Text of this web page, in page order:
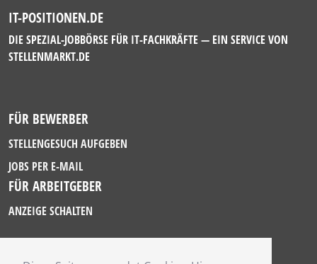
IT-POSITIONEN.DE
DIE SPEZIAL-JOBBÖRSE FÜR IT-FACHKRÄFTE — EIN SERVICE VON
STELLENMARKT.DE
FÜR BEWERBER
STELLENGESUCH AUFGEBEN
JOBS PER E-MAIL
FÜR ARBEITGEBER
ANZEIGE SCHALTEN